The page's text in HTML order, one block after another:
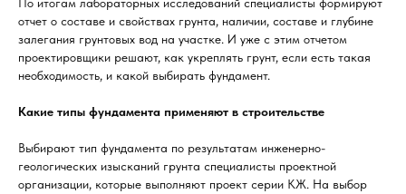
отчет о составе и свойствах грунта, наличии, составе и глубине
залегания грунтовых вод на участке. И уже с этим отчетом
проектировщики решают, как укреплять грунт, если есть такая
необходимость, и какой выбирать фундамент.
Какие типы фундамента применяют в строительстве
Выбирают тип фундамента по результатам инженерно-
геологических изысканий грунта специалисты проектной
организации, которые выполняют проект серии КЖ. На выбор